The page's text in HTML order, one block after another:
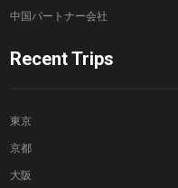
中国パートナー会社
Recent Trips
東京
京都
大阪